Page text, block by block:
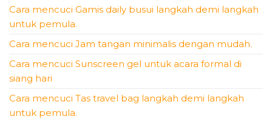
Cara mencuci Gamis daily busui langkah demi langkah
untuk pemula.
Cara mencuci Jam tangan minimalis dengan mudah.
Cara mencuci Sunscreen gel untuk acara formal di
siang hari
Cara mencuci Tas travel bag langkah demi langkah
untuk pemula.